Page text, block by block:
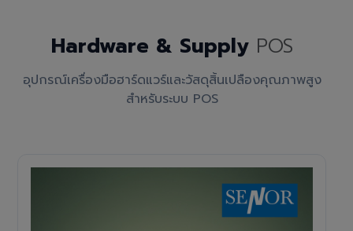
Hardware & Supply POS
อุปกรณ์เครื่องมือฮาร์ดแวร์และวัสดุสิ้นเปลืองคุณภาพสูง
สำหรับระบบ POS